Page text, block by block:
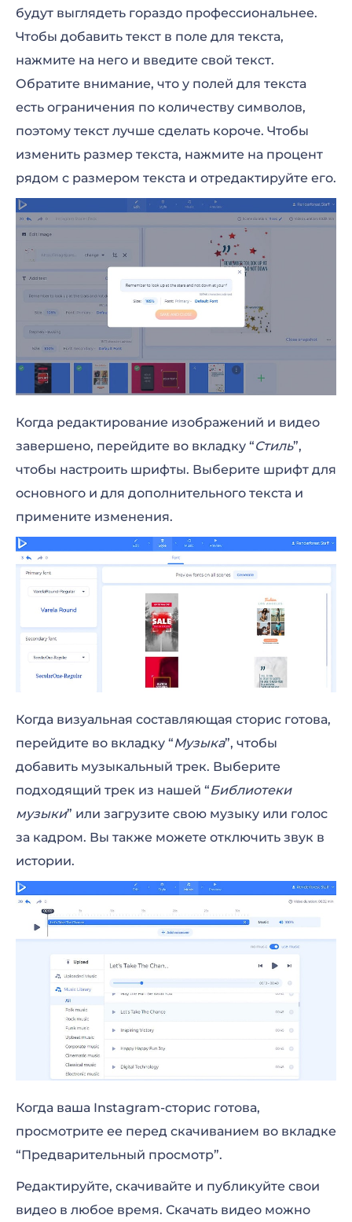
будут выглядеть гораздо профессиональнее.
Чтобы добавить текст в поле для текста,
нажмите на него и введите свой текст.
Обратите внимание, что у полей для текста
есть ограничения по количеству символов,
поэтому текст лучше сделать короче. Чтобы
изменить размер текста, нажмите на процент
рядом с размером текста и отредактируйте его.
Когда редактирование изображений и видео
завершено, перейдите во вкладку “Стиль”,
чтобы настроить шрифты. Выберите шрифт для
основного и для дополнительного текста и
примените изменения.
Когда визуальная составляющая сторис готова,
перейдите во вкладку “Музыка”, чтобы
добавить музыкальный трек. Выберите
подходящий трек из нашей “Библиотеки
музыки” или загрузите свою музыку или голос
за кадром. Вы также можете отключить звук в
истории.
Когда ваша Instagram-сторис готова,
просмотрите ее перед скачиванием во вкладке
“Предварительный просмотр”.
Редактируйте, скачивайте и публикуйте свои
видео в любое время. Скачать видео можно